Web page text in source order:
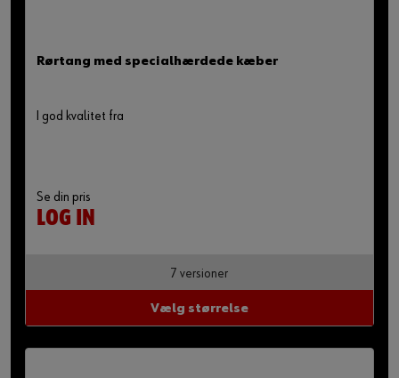
Rørtang med specialhærdede kæber
I god kvalitet fra
Se din pris
LOG IN
7 versioner
Vælg størrelse